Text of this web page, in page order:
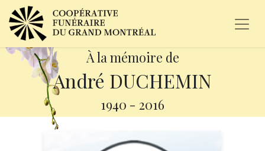
À la mémoire de
André DUCHEMIN
1940 - 2016